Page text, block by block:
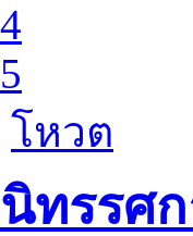
4
5
โหวต
นิทรรศ